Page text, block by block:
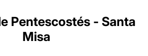
ESPAÑOL
Pentescostés - Santa
Misa